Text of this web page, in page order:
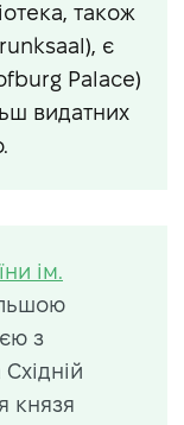
також
є
Palace)
видатних
ім.
з
князя